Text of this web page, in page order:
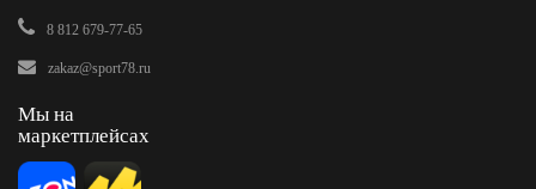
8 812 679-77-65
zakaz@sport78.ru
Мы на
маркетплейсах